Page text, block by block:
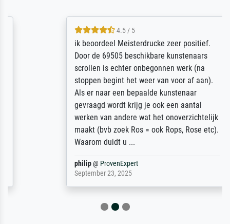
4.5 / 5
ik beoordeel Meisterdrucke zeer positief.
Door de 69505 beschikbare kunstenaars
scrollen is echter onbegonnen werk (na
stoppen begint het weer van voor af aan).
Als er naar een bepaalde kunstenaar
gevraagd wordt krijg je ook een aantal
werken van andere wat het onoverzichtelijk
maakt (bvb zoek Ros = ook Rops, Rose etc).
Waarom duidt u ...
ProvenExpert
September 23, 2025